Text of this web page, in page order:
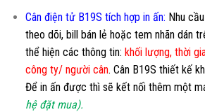
Cân điện tử B19S tích hợp in ấn: Nhu
theo dõi, bill bán lẻ hoặc tem nhãn dán
thể hiện các thông tin: khối lượng, thời
công ty/ người cân. Cân B19S thiết kế
Để in ấn được thì sẽ kết nối thêm một
hệ đặt mua).